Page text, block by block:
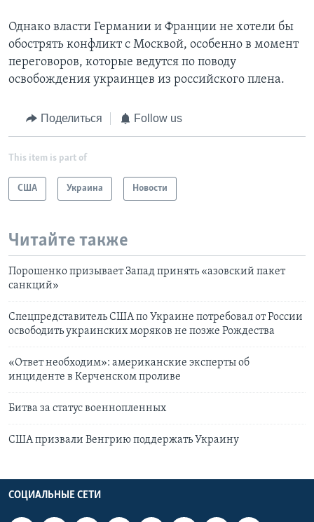
Однако власти Германии и Франции не хотели бы
обострять конфликт с Москвой, особенно в момент
переговоров, которые ведутся по поводу
освобождения украинцев из российского плена.
Поделиться Follow us
This item is part of
США Украина Новости
Читайте также
Порошенко призывает Запад принять «азовский пакет
санкций»
Спецпредставитель США по Украине потребовал от России
освободить украинских моряков не позже Рождества
«Ответ необходим»: американские эксперты об
инциденте в Керченском проливе
Битва за статус военнопленных
США призвали Венгрию поддержать Украину
СОЦИАЛЬНЫЕ СЕТИ